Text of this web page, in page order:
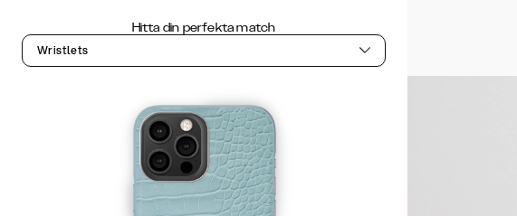
Hitta din perfekta match
Wristlets